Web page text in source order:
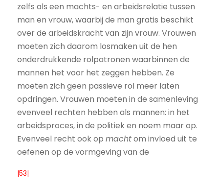
zelfs als een machts- en arbeidsrelatie tussen
man en vrouw, waarbij de man gratis beschikt
over de arbeidskracht van zijn vrouw. Vrouwen
moeten zich daarom losmaken uit de hen
onderdrukkende rolpatronen waarbinnen de
mannen het voor het zeggen hebben. Ze
moeten zich geen passieve rol meer laten
opdringen. Vrouwen moeten in de samenleving
evenveel rechten hebben als mannen: in het
arbeidsproces, in de politiek en noem maar op.
Evenveel recht ook op machtom invloed uit te
oefenen op de vormgeving van de
|53|